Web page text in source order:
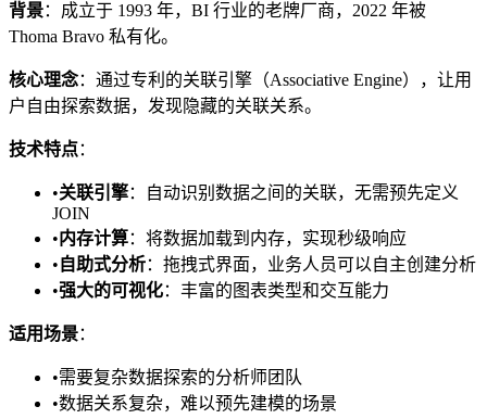
背景：成立于 1993 年，BI 行业的老牌厂商，2022 年被
Thoma Bravo 私有化。
核心理念：通过专利的关联引擎（Associative Engine），让用
户自由探索数据，发现隐藏的关联关系。
技术特点：
•关联引擎：自动识别数据之间的关联，无需预先定义
JOIN
•内存计算：将数据加载到内存，实现秒级响应
• 自助式分析：拖拽式界面，业务人员可以自主创建分析
•强大的可视化：丰富的图表类型和交互能力
适用场景：
•需要复杂数据探索的分析师团队
•数据关系复杂，难以预先建模的场景